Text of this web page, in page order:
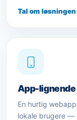
Tal om løsningen
App-
En hurtig
lokale brugere —